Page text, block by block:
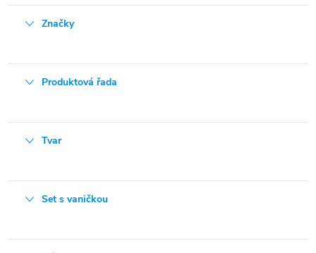
Značky
Produktová řada
Tvar
Set s vaničkou